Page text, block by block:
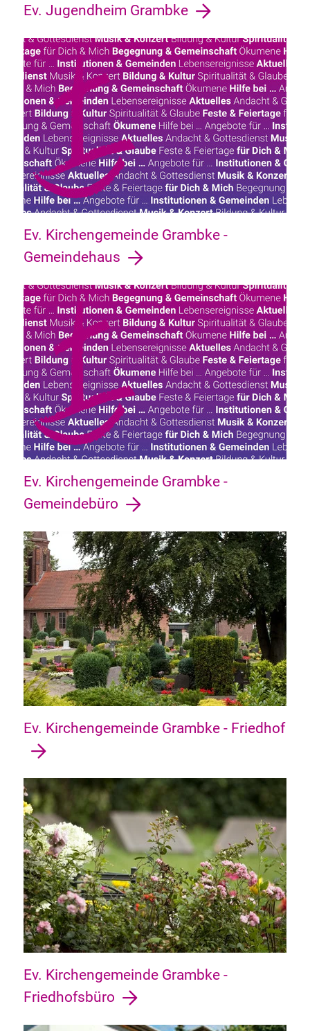
Ev. Jugendheim Grambke
Ev. Kirchengemeinde Grambke -
Gemeindehaus
Ev. Kirchengemeinde Grambke -
Gemeindebüro
Ev. Kirchengemeinde Grambke - Friedhof
Ev. Kirchengemeinde Grambke -
Friedhofsbüro